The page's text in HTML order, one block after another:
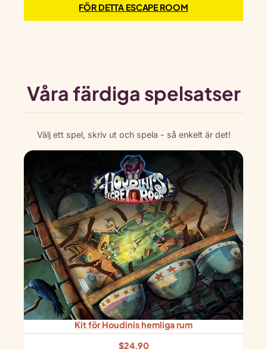
FÖR DETTA ESCAPE ROOM
Våra färdiga spelsatser
Välj ett spel, skriv ut och spela - så enkelt är det!
Kit för Houdinis hemliga rum
$24.90